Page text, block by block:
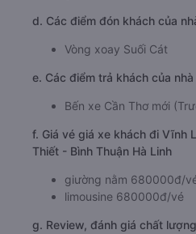
d. Các điểm đón khách của
Vòng xoay Suối Cát
e. Các điểm trả khách của
Bến xe Cần Thơ mới
f. Giá vé giá xe khách đi Vĩnh
Thiết - Bình Thuận Hà Linh
giường nằm 680000đ/
limousine 680000đ/vé
g. Review, đánh giá chất